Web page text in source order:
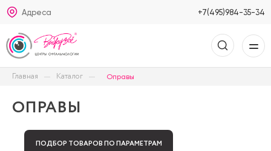
Адреса +7(495)984-35-34
Главная Каталог Оправы
ОПРАВЫ
ПОДБОР ТОВАРОВ ПО ПАРАМЕТРАМ